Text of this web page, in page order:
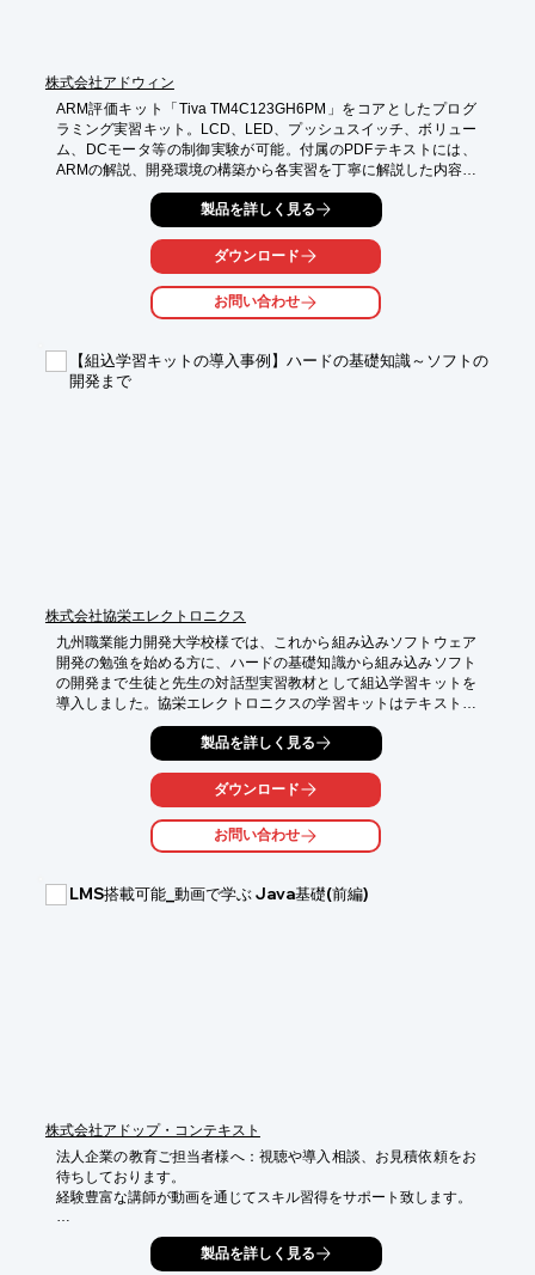
株式会社アドウィン
ARM評価キット「Tiva TM4C123GH6PM」をコアとしたプログ
ラミング実習キット。LCD、LED、プッシュスイッチ、ボリュー
ム、DCモータ等の制御実験が可能。付属のPDFテキストには、
ARMの解説、開発環境の構築から各実習を丁寧に解説した内容を
収録。オールインワンのセット構成で個人学習から教育・研修ま
で幅広くご活用いただけます。
◎ARMマイコンの開発環境構築やプログラミングの基本を網羅
◎ARM評価キットと専用ボードのキット構成で実習がスムーズ
◎厚生労働省認定教材（第41136号）
◎コンパクトな設計により省スペースでの学習が可能
製品を詳しく見る
ダウンロード
お問い合わせ
【組込学習キットの導入事例】ハードの基礎知識～ソフトの
開発まで
株式会社協栄エレクトロニクス
九州職業能力開発大学校様では、これから組み込みソフトウェア
開発の勉強を始める方に、ハードの基礎知識から組み込みソフト
の開発まで生徒と先生の対話型実習教材として組込学習キットを
導入しました。協栄エレクトロニクスの学習キットはテキストが
充実しております。この学習キットは、専門学校、工業高校、高
専、大学の学生向けに開発されたもので、実際にソフトウェアを
開発しμITRON (Ver4.0準拠)をハードウェア上で動作させるまで
の手順を基本項目から詳しく学習することができます。
○ハードウェアの信頼性と堅牢性が抜群
○タスクの動作状況が視覚的に確認できる
製品を詳しく見る
ダウンロード
お問い合わせ
LMS搭載可能_動画で学ぶ Java基礎(前編)
株式会社アドップ・コンテキスト
法人企業の教育ご担当者様へ：視聴や導入相談、お見積依頼をお
待ちしております。
経験豊富な講師が動画を通じてスキル習得をサポート致します。
Javaの基本を理解するために、Javaで何ができるのかプログラミ
製品を詳しく見る